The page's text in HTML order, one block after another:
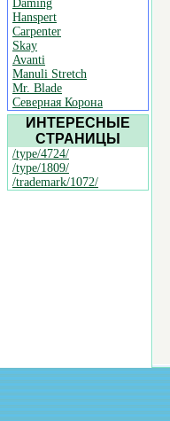
Daming
Hanspert
Carpenter
Skay
Avanti
Manuli Stretch
Mr. Blade
Северная Корона
ИНТЕРЕСНЫЕ
СТРАНИЦЫ
/type/4724/
/type/1809/
/trademark/1072/